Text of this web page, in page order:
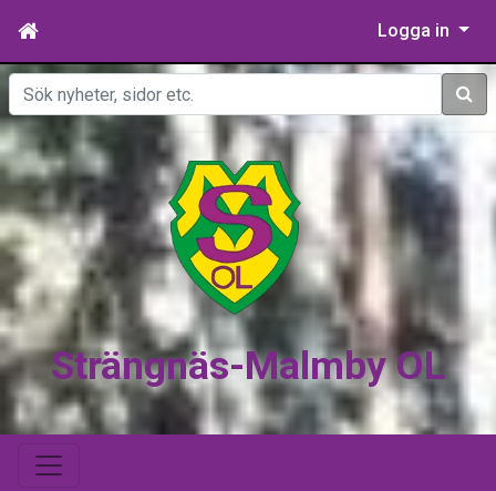
Logga in
Sök
Strängnäs-Malmby OL